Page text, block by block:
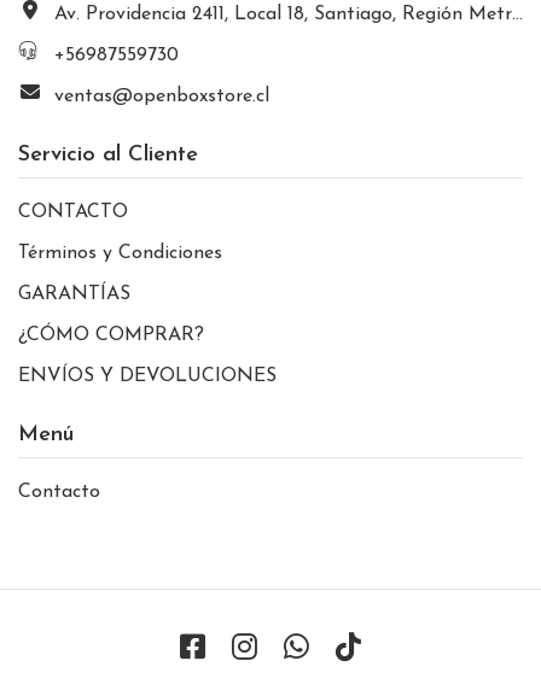
Av. Providencia 2411, Local 18, Santiago, Región Metropolitana, Chile
+56987559730
ventas@openboxstore.cl
Servicio al Cliente
CONTACTO
Términos y Condiciones
GARANTÍAS
¿CÓMO COMPRAR?
ENVÍOS Y DEVOLUCIONES
Menú
Contacto